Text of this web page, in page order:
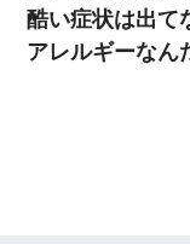
酷い症状は出て
アレルギーなん